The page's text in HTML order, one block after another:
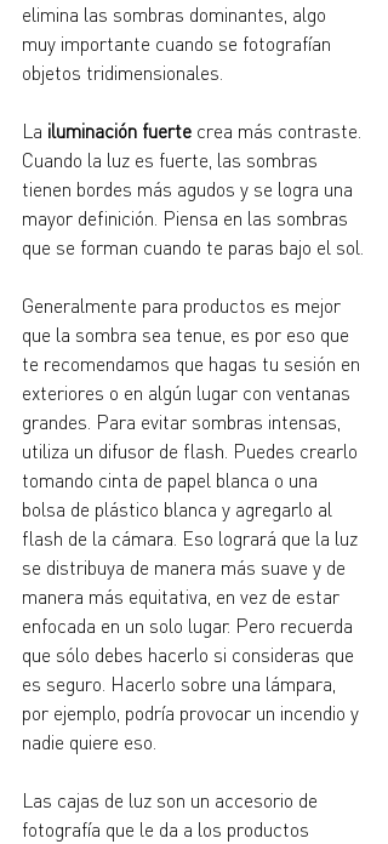
elimina las sombras dominantes, algo
muy importante cuando se fotografían
objetos tridimensionales.
La iluminación fuerte crea más contraste.
Cuando la luz es fuerte, las sombras
tienen bordes más agudos y se logra una
mayor definición. Piensa en las sombras
que se forman cuando te paras bajo el sol.
Generalmente para productos es mejor
que la sombra sea tenue, es por eso que
te recomendamos que hagas tu sesión en
exteriores o en algún lugar con ventanas
grandes. Para evitar sombras intensas,
utiliza un difusor de flash. Puedes crearlo
tomando cinta de papel blanca o una
bolsa de plástico blanca y agregarlo al
flash de la cámara. Eso logrará que la luz
se distribuya de manera más suave y de
manera más equitativa, en vez de estar
enfocada en un solo lugar. Pero recuerda
que sólo debes hacerlo si consideras que
es seguro. Hacerlo sobre una lámpara,
por ejemplo, podría provocar un incendio y
nadie quiere eso.
Las cajas de luz son un accesorio de
fotografía que le da a los productos